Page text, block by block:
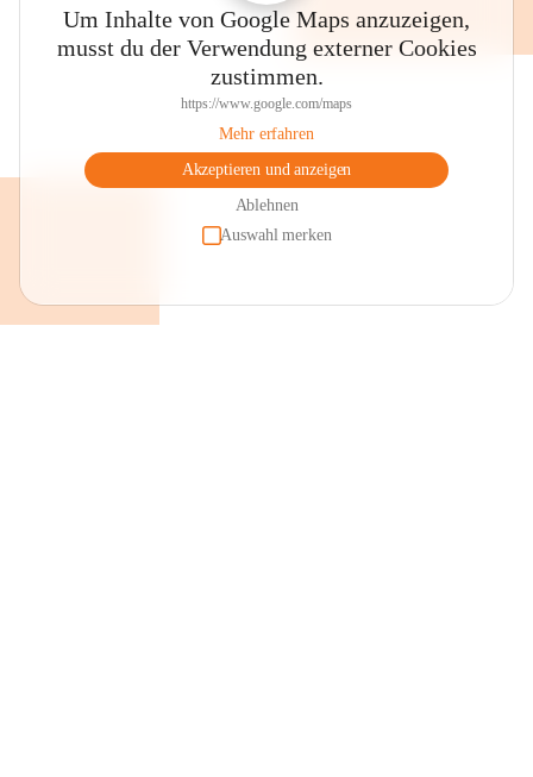
Um Inhalte von Google Maps anzuzeigen,
musst du der Verwendung externer Cookies
zustimmen.
https://www.google.com/maps
Mehr erfahren
Akzeptieren und anzeigen
Ablehnen
Auswahl merken